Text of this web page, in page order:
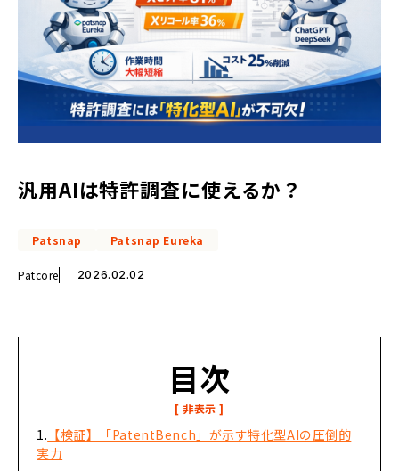
汎用AIは特許調査に使えるか？
Patsnap Patsnap Eureka
Patcore 2026.02.02
目次
【検証】「PatentBench」が示す特化型AIの圧倒的
実力